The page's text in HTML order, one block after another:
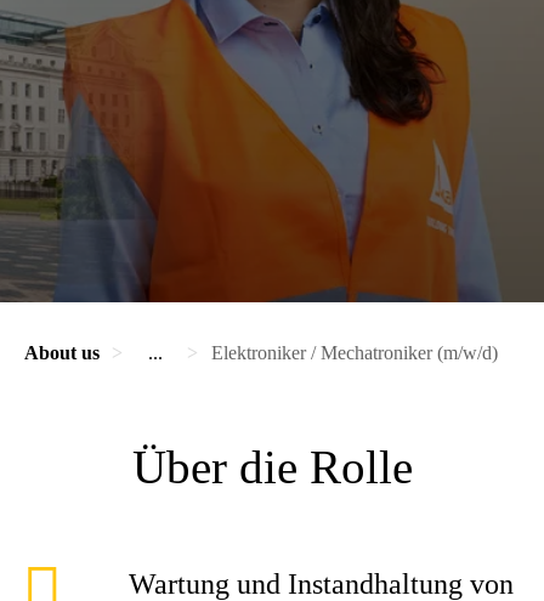
About us ... Elektroniker / Mechatroniker (m/w/d)
Über die Rolle
Wartung und Instandhaltung von